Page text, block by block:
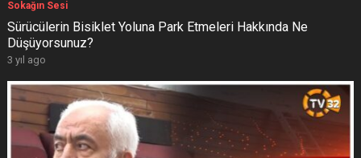
Sokağın Sesi
Sürücülerin Bisiklet Yoluna Park Etmeleri Hakkında Ne
Düşüyorsunuz?
3 yıl ago